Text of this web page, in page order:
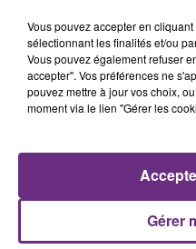
Vous pouvez accepter en
sélectionnant les finalités et/ou
Vous pouvez également refuser
accepter". Vos préférences ne
pouvez mettre à jour vos choix,
moment via le lien "Gérer les
Gérer